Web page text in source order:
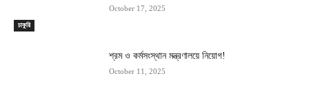
চাকুরি
October 17, 2025
শ্রম ও কর্মসংস্থান মন্ত্রণালয়ে নিয়োগ!
October 11, 2025